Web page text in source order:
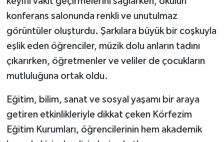
konferans salonunda renkli ve unutulmaz
görüntüler oluşturdu. Şarkılara büyük bir coşkuyla
eşlik eden öğrenciler, müzik dolu anların tadını
çıkarırken, öğretmenler ve veliler de çocukların
mutluluğuna ortak oldu.
Eğitim, bilim, sanat ve sosyal yaşamı bir araya
getiren etkinlikleriyle dikkat çeken Körfezim
Eğitim Kurumları, öğrencilerinin hem akademik